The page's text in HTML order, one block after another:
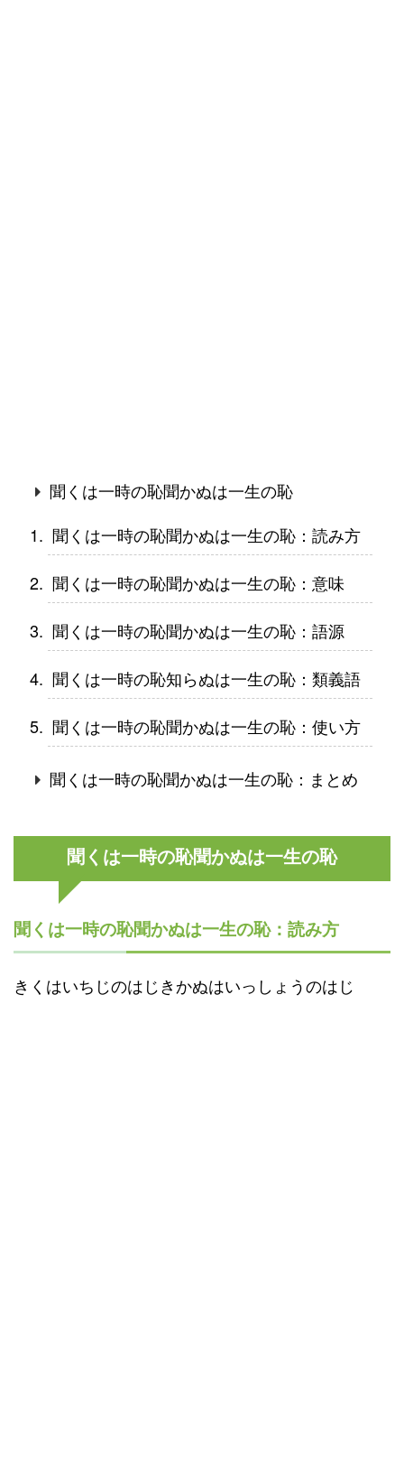
聞くは一時の恥聞かぬは一生の恥
聞くは一時の恥聞かぬは一生の恥：読み方
聞くは一時の恥聞かぬは一生の恥：意味
聞くは一時の恥聞かぬは一生の恥：語源
聞くは一時の恥知らぬは一生の恥：類義語
聞くは一時の恥聞かぬは一生の恥：使い方
聞くは一時の恥聞かぬは一生の恥：まとめ
聞くは一時の恥聞かぬは一生の恥
聞くは一時の恥聞かぬは一生の恥：読み方
きくはいちじのはじきかぬはいっしょうのはじ